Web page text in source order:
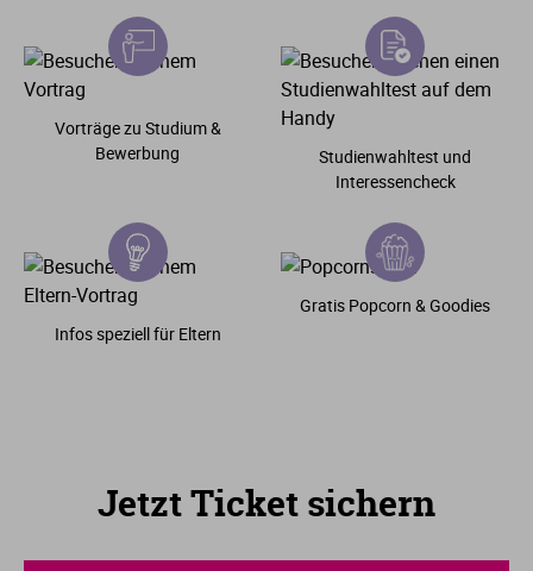
Vorträge zu Studium &
Bewerbung
Studienwahltest und
Interessencheck
Infos speziell für Eltern
Gratis Popcorn & Goodies
Jetzt Ticket sichern